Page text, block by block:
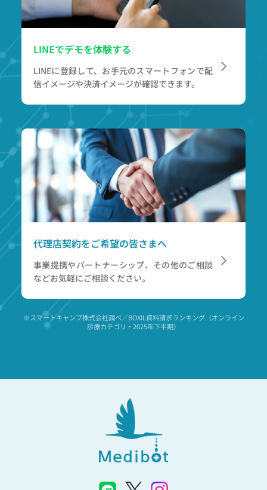
LINEでデモを体験する
LINEに登録して、お手元のスマートフォンで配
信イメージや決済イメージが確認できます。
代理店契約をご希望の皆さまへ
事業提携やパートナーシップ、その他のご相談
などお気軽にご相談ください。
※スマートキャンプ株式会社調べ／BOXIL資料請求ランキング（オンライン
診療カテゴリ・2025年下半期）